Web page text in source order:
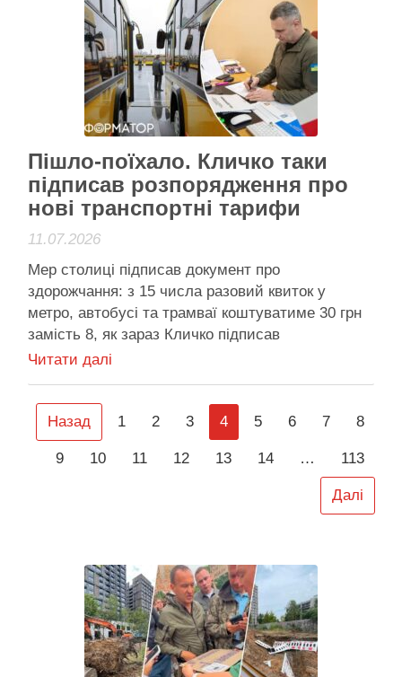
укладе на новий строк договір про оренду
земельних ділянок під зведення …
Активісти району
Пішло-поїхало. Кличко таки
підписав розпорядження про
нові транспортні тарифи
11.07.2026
Мер столиці підписав документ про
здорожчання: з 15 числа разовий квиток у
метро, автобусі та трамваї коштуватиме 30 грн
замість 8, як зараз Кличко підписав
розпорядження про нові тарифи Проїзд у
подорожчає з 15 липня – мер Віталій Кличко
підписав відповідне розпорядження, і сумнівам
прийшов кінець. Ще …
Читати далі
Назад 1 2 3 4 5 6 7 8
9 10 11 12 13 14 … 113
Далі